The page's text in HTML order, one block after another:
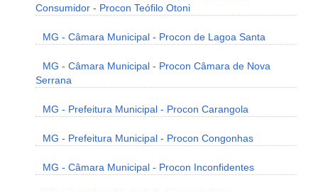
Consumidor - Procon Teófilo Otoni
MG - Câmara Municipal - Procon de Lagoa Santa
MG - Câmara Municipal - Procon Câmara de Nova
Serrana
MG - Prefeitura Municipal - Procon Carangola
MG - Prefeitura Municipal - Procon Congonhas
MG - Câmara Municipal - Procon Inconfidentes